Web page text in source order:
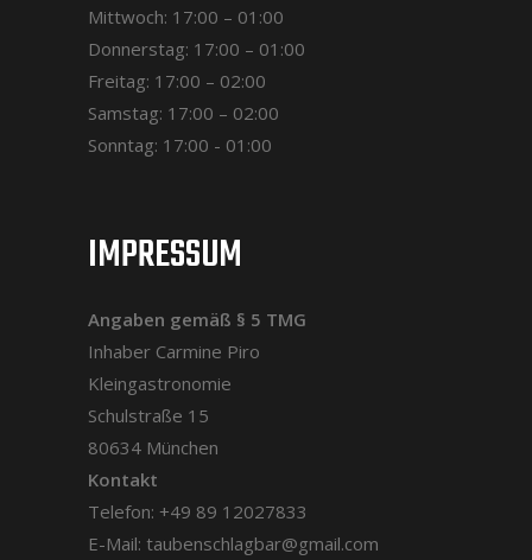
Mittwoch: 17:00 – 01:00
Donnerstag: 17:00 – 01:00
Freitag: 17:00 – 02:00
Samstag: 17:00 – 02:00
Sonntag: 17:00 - 01:00
IMPRESSUM
Angaben gemäß § 5 TMG
Inhaber Carmine Piro
Kleingastronomie
Schulstraße 15
80634 München
Kontakt
Telefon: +49 89 12027833
E-Mail: taubenschlagbar@gmail.com